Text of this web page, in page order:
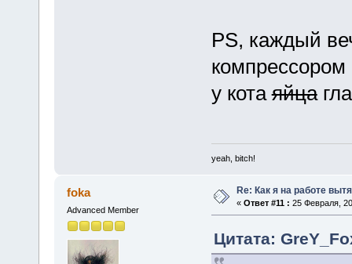
PS, каждый
компрессором
у котаяйца
yeah, bitch!
foka
Advanced Member
Re: Как я на работе
« Ответ #11 : 25 Февраля,
Цитата: